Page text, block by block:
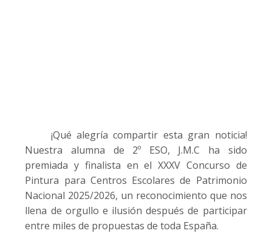
¡Qué alegría compartir esta gran noticia!
Nuestra alumna de 2º ESO, J.M.C ha sido
premiada y finalista en el XXXV Concurso de
Pintura para Centros Escolares de Patrimonio
Nacional 2025/2026, un reconocimiento que nos
llena de orgullo e ilusión después de participar
entre miles de propuestas de toda España.